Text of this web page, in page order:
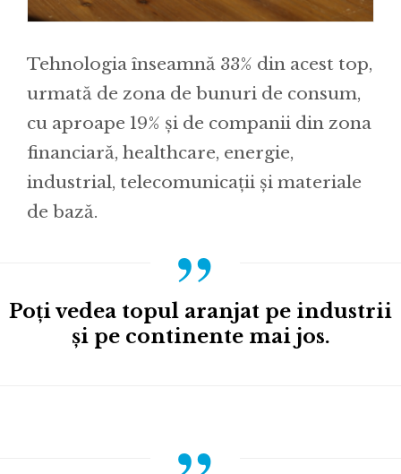
Tehnologia înseamnă 33% din acest top,
urmată de zona de bunuri de consum,
cu aproape 19% și de companii din zona
financiară, healthcare, energie,
industrial, telecomunicații și materiale
de bază.
Poți vedea topul aranjat pe industrii
și pe continente mai jos.